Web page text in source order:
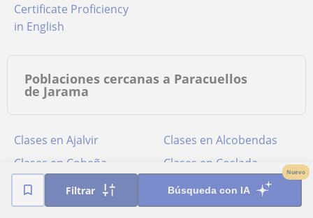
Filtrar Búsqueda con IA
Nuevo
Certificate Proficiency
in English
Poblaciones cercanas a Paracuellos
de Jarama
Clases en Ajalvir
Clases en Alcobendas
Clases en Cobeña
Clases en Coslada
Clases en Madrid
Clases en San Fernando
de Henares